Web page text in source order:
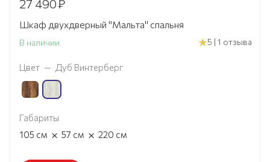
27 490₽
Шкаф двухдверный "Мальта" спальня
В наличии 5 | 1 отзыва
Цвет — Дуб Винтерберг
Габариты
105 см × 57 см × 220 см